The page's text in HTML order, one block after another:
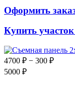
Оформить
Купить
4700 ₽ − 300 ₽
5000 ₽